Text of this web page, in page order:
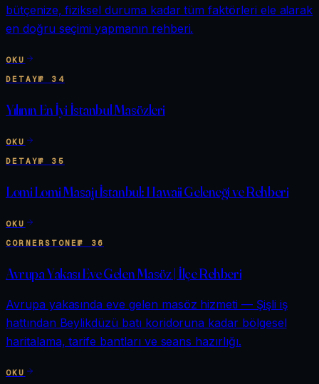
bütçenize, fiziksel duruma kadar tüm faktörleri ele alarak
en doğru seçimi yapmanın rehberi.
OKU
DETAY№ 34
Yılının En İyi İstanbul Masözleri
OKU
DETAY№ 35
Lomi Lomi Masajı İstanbul: Hawaii Geleneği ve Rehberi
OKU
CORNERSTONE№ 36
Avrupa Yakası Eve Gelen Masöz | İlçe Rehberi
Avrupa yakasında eve gelen masöz hizmeti — Şişli iş
hattından Beylikdüzü batı koridoruna kadar bölgesel
haritalama, tarife bantları ve seans hazırlığı.
OKU